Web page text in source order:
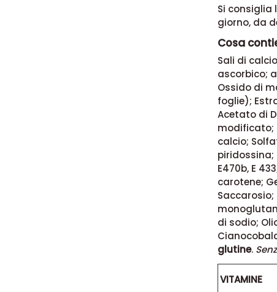
Si consiglia
giorno, da
Cosa
Sali di
ascorbico;
Ossido di
foglie);
Acetato di
modificato;
calcio;
E470b, E
carotene;
di sodio;
glutine.
VITAMINE